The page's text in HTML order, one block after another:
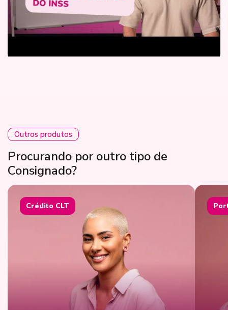
Outros produtos
Procurando por outro tipo de
Consignado?
Crédito CLT